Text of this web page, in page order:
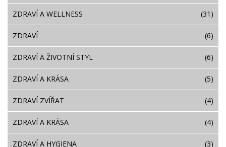
ZDRAVÍ A WELLNESS (31)
ZDRAVÍ (6)
ZDRAVÍ A ŽIVOTNÍ STYL (6)
ZDRAVÍ A KRÁSA (5)
ZDRAVÍ ZVÍŘAT (4)
ZDRAVÍ A KRÁSA (4)
ZDRAVÍ A HYGIENA (3)